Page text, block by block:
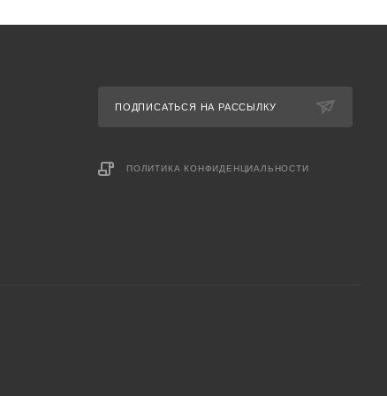
ПОДПИСАТЬСЯ НА РАССЫЛКУ
ПОЛИТИКА КОНФИДЕНЦИАЛЬНОСТИ